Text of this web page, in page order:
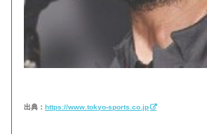
出典：https://www.tokyo-sports.co.jp